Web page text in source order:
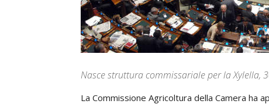
Nasce struttura commissariale per la Xylella,
La Commissione Agricoltura della Camera ha